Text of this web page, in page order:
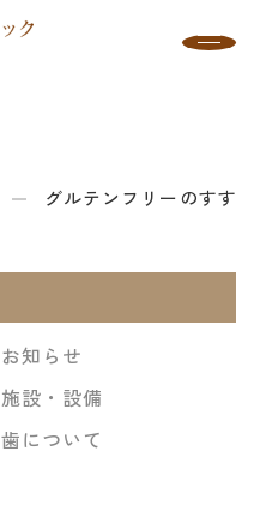
グルテンフリーのすす
お知らせ
施設・設備
歯について